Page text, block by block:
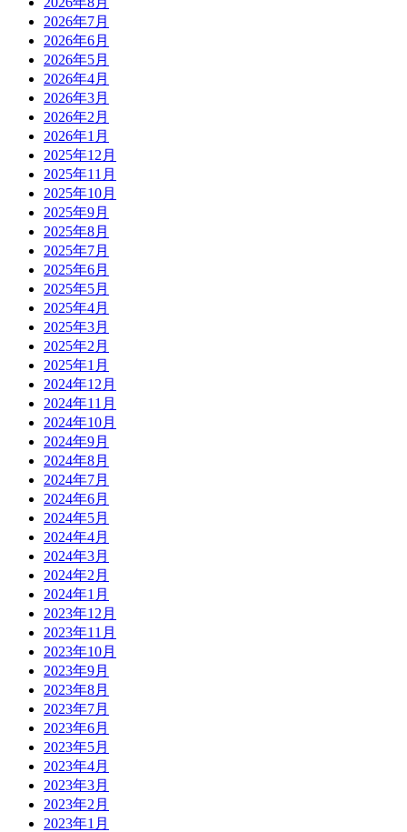
2026年7月
2026年6月
2026年5月
2026年4月
2026年3月
2026年2月
2026年1月
2025年12月
2025年11月
2025年10月
2025年9月
2025年8月
2025年7月
2025年6月
2025年5月
2025年4月
2025年3月
2025年2月
2025年1月
2024年12月
2024年11月
2024年10月
2024年9月
2024年8月
2024年7月
2024年6月
2024年5月
2024年4月
2024年3月
2024年2月
2024年1月
2023年12月
2023年11月
2023年10月
2023年9月
2023年8月
2023年7月
2023年6月
2023年5月
2023年4月
2023年3月
2023年2月
2023年1月